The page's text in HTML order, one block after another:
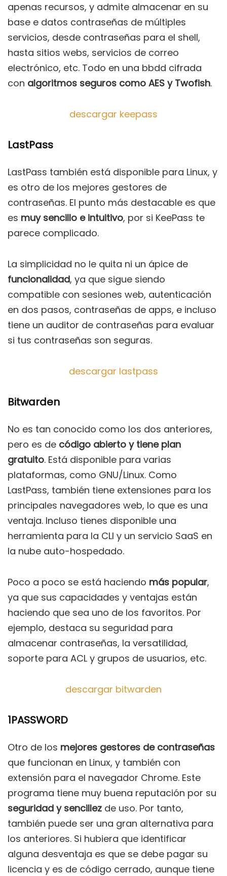
apenas recursos, y admite almacenar en su
base e datos contraseñas de múltiples
servicios, desde contraseñas para el shell,
hasta sitios webs, servicios de correo
electrónico, etc. Todo en una bbdd cifrada
con algoritmos seguros como AES y Twofish.
descargar keepass
LastPass
LastPass también está disponible para Linux, y
es otro de los mejores gestores de
contraseñas. El punto más destacable es que
es muy sencillo e intuitivo, por si KeePass te
parece complicado.
La simplicidad no le quita ni un ápice de
funcionalidad, ya que sigue siendo
compatible con sesiones web, autenticación
en dos pasos, contraseñas de apps, e incluso
tiene un auditor de contraseñas para evaluar
si tus contraseñas son seguras.
descargar lastpass
Bitwarden
No es tan conocido como los dos anteriores,
pero es de código abierto y tiene plan
gratuito. Está disponible para varias
plataformas, como GNU/Linux. Como
LastPass, también tiene extensiones para los
principales navegadores web, lo que es una
ventaja. Incluso tienes disponible una
herramienta para la CLI y un servicio SaaS en
la nube auto-hospedado.
Poco a poco se está haciendo más popular,
ya que sus capacidades y ventajas están
haciendo que sea uno de los favoritos. Por
ejemplo, destaca su seguridad para
almacenar contraseñas, la versatilidad,
soporte para ACL y grupos de usuarios, etc.
descargar bitwarden
1PASSWORD
Otro de los mejores gestores de contraseñas
que funcionan en Linux, y también con
extensión para el navegador Chrome. Este
programa tiene muy buena reputación por su
seguridad y sencillez de uso. Por tanto,
también puede ser una gran alternativa para
los anteriores. Si hubiera que identificar
alguna desventaja es que se debe pagar su
licencia y es de código cerrado, aunque tiene